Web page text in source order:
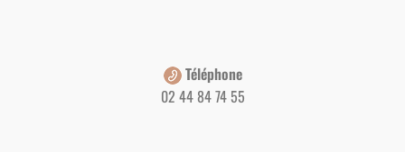
Téléphone
02 44 84 74 55